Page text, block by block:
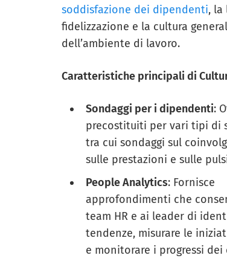
soddisfazione dei dipendenti, la
fidelizzazione e la cultura
dell’ambiente di lavoro.
Caratteristiche principali di
Sondaggi per i dipendenti:
precostituiti per vari tipi di
tra cui sondaggi sul
sulle prestazioni e sulle
People Analytics: Fornisce
approfondimenti che
team HR e ai leader di
tendenze, misurare le
e monitorare i progressi